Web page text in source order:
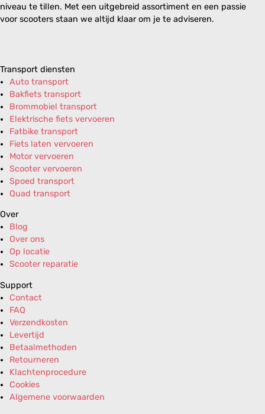
niveau te tillen. Met een uitgebreid assortiment en een passie
voor scooters staan we altijd klaar om je te adviseren.
Transport diensten
Auto transport
Bakfiets transport
Brommobiel transport
Elektrische fiets vervoeren
Fatbike transport
Fiets laten vervoeren
Motor vervoeren
Scooter vervoeren
Spoed transport
Quad transport
Over
Blog
Over ons
Op locatie
Scooter reparatie
Support
Contact
FAQ
Verzendkosten
Levertijd
Betaalmethoden
Retourneren
Klachtenprocedure
Cookies
Algemene voorwaarden